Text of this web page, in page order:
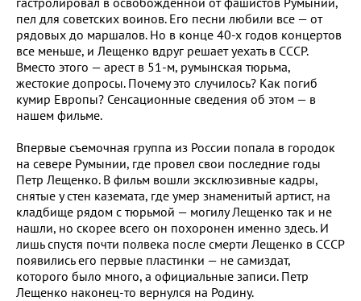
пел для советских воинов. Его песни любили все — от
рядовых до маршалов. Но в конце 40-х годов концертов
все меньше, и Лещенко вдруг решает уехать в СССР.
Вместо этого — арест в 51-м, румынская тюрьма,
жестокие допросы. Почему это случилось? Как погиб
кумир Европы? Сенсационные сведения об этом — в
нашем фильме.
Впервые съемочная группа из России попала в городок
на севере Румынии, где провел свои последние годы
Петр Лещенко. В фильм вошли эксклюзивные кадры,
снятые у стен каземата, где умер знаменитый артист, на
кладбище рядом с тюрьмой — могилу Лещенко так и не
нашли, но скорее всего он похоронен именно здесь. И
лишь спустя почти полвека после смерти Лещенко в СССР
появились его первые пластинки — не самиздат,
которого было много, а официальные записи. Петр
Лещенко наконец-то вернулся на Родину.